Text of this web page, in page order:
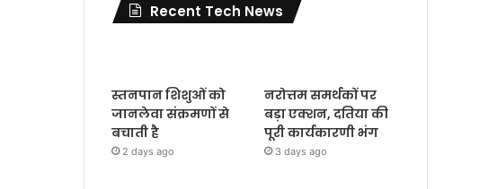
Recent Tech News
स्तनपान शिशुओं को
जानलेवा संक्रमणों से
बचाती है
2 days ago
नरोत्तम समर्थकों पर
बड़ा एक्शन, दतिया की
पूरी कार्यकारणी भंग
3 days ago